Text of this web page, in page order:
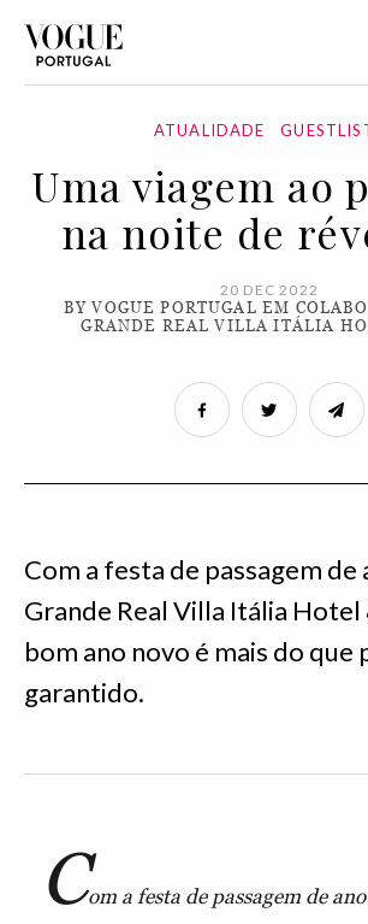
ATUALIDADE
Uma viagem ao
na noite de
20 DEC 2022
BY VOGUE PORTUGAL EM
GRANDE REAL VILLA ITÁLIA
Com a festa de passagem de
Grande Real Villa Itália Hotel
bom ano novo é mais do que
garantido.
Com a festa de passagem de